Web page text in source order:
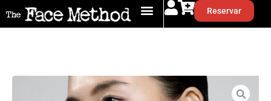
Reservar